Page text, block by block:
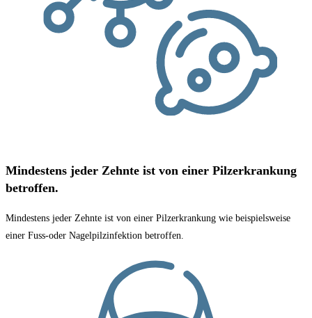
Mindestens jeder Zehnte ist von einer Pilzerkrankung
betroffen.
Mindestens jeder Zehnte ist von einer Pilzerkrankung wie beispielsweise
einer Fuss-oder Nagelpilzinfektion betroffen.